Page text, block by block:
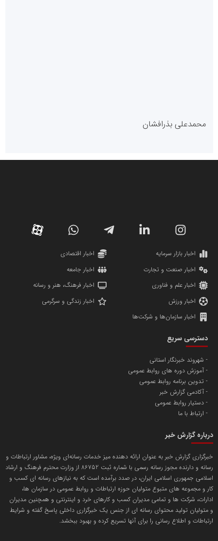
پایگاه خبری گفتمان یزد
دانشگاه سئوی ایران
پایگاه اطلاع رسانی اعتلای نهادهای مردمی
پایگاه اطلاع رسانی دریا و نفت
تامین آهن اسفنجی تولیدکنندگان فولاد در کشور
تریبون
انتشار گسترده محتوا در رسانه گزارش خبر
محمدعلی بذرافشان
مریم حاج نوروز نظری
مسعودصادقی
محمدعلی کرمعلی
اخبار بازار سرمایه
اخبار اقتصادی
اخبار صنعت و تجارت
اخبار جامعه
اخبار علم و فناوری
اخبار فرهنگ، هنر و رسانه
اخبار ورزش
اخبار زندگی و سرگرمی
اخبار سازمان‌ها و شرکت‌ها
دسترسی سریع
شهروند خبرنگار استانی
آموزش دوره های روابط عمومی
تدوین برنامه روابط عمومی
آکادمی گزارش خبر
دستیار روابط عمومی
ارتباط با ما
درباره گزارش خبر
خبرگزاری گزارش خبر به عنوان ارائه دهنده میز خدمات رسانه‌ای ویژه، مشاور ارتباطات و
رسانه و دارنده مجوز رسانه رسمی با شماره ثبت 86752 از وزارت محترم فرهنگ و ارشاد
اسلامی جمهوری اسلامی ایران، در صدد برآمده است که به نیازهای رسانه ای کسب و
کار و مجموعه های متبوع متولیان حوزه ارتباطات و روابط عمومی در سازمان ها،
ادارات، شرکت ها و تمامی مدیران کسب و کارهای خرد و اینترنتی و همچنین مدیران
و متولیان تولید محتوای رسانه ای از جنس یک خبرگزاری داخلی پاسخ گفته و شرایط
ارتباطات و اطلاع رسانی را برای آنها تسریع کرده و بهبود ببخشد.